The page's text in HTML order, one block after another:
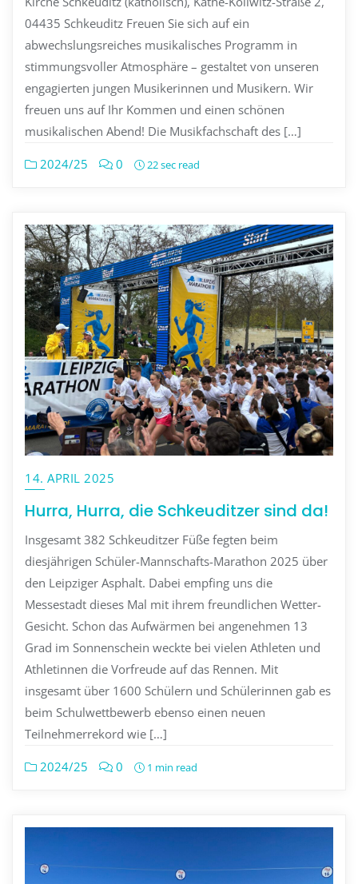
04435 Schkeuditz Freuen Sie sich auf ein
abwechslungsreiches musikalisches Programm in
stimmungsvoller Atmosphäre – gestaltet von unseren
engagierten jungen Musikerinnen und Musikern. Wir
freuen uns auf Ihr Kommen und einen schönen
musikalischen Abend! Die Musikfachschaft des […]
2024/25 0 22 sec read
14. APRIL 2025
Hurra, Hurra, die Schkeuditzer sind da!
Insgesamt 382 Schkeuditzer Füße fegten beim
diesjährigen Schüler-Mannschafts-Marathon 2025 über
den Leipziger Asphalt. Dabei empfing uns die
Messestadt dieses Mal mit ihrem freundlichen Wetter-
Gesicht. Schon das Aufwärmen bei angenehmen 13
Grad im Sonnenschein weckte bei vielen Athleten und
Athletinnen die Vorfreude auf das Rennen. Mit
insgesamt über 1600 Schülern und Schülerinnen gab es
beim Schulwettbewerb ebenso einen neuen
Teilnehmerrekord wie […]
2024/25 0 1 min read